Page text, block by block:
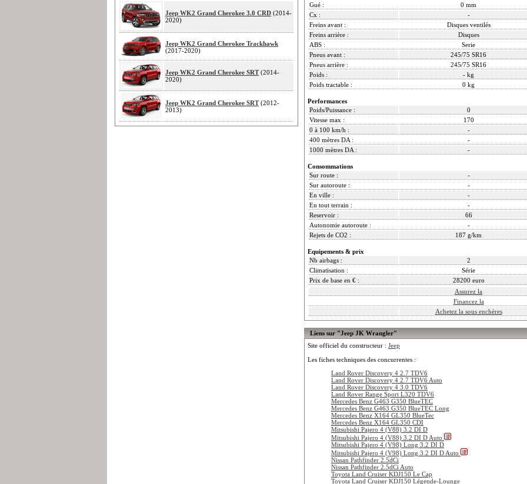
Jeep WK2 Grand Cherokee 3.0 CRD (2014-
2020)
Jeep WK2 Grand Cherokee Trackhawk
(2017-2020)
Jeep WK2 Grand Cherokee SRT(2014-
2020)
Jeep WK2 Grand Cherokee SRT(2012-
2013)
Gué :
0 mm
Cx :
-
Freins avant :
Disques ventilés
Freins arrière :
Disques
ABS :
Serie
Pneus avant :
245/75 SR16
Pneus arrière :
245/75 SR16
Poids :
- kg
Poids tractable :
0 kg
Performances
Poids/Puissance :
0
Vitesse max :
170
0 à 100 km/h :
-
400 mètres DA :
-
1000 mètres DA :
-
Consommations
Sur route :
-
Sur autoroute :
-
En ville :
-
En tout terrain :
-
Reservoir :
66
Autonomie autoroute :
-
Rejets de CO2 :
187 g/km
Equipements & prix
Nb airbags :
2
Climatisation :
Série
Prix de base en € :
28200 euro
Assurez la
Financez la
Achetez la sous enchères
Liens sur "Jeep JK Wrangler"
Site officiel du constructeur : Jeep
Les fiches techniques des concurrentes :
Land Rover Discovery 4 2.7 TDV6
Land Rover Discovery 4 2.7 TDV6 Auto
Land Rover Discovery 4 3.0 TDV6
Land Rover Range Sport L320 TDV6
Mercedes Benz G463 G350 BlueTEC
Mercedes Benz G463 G350 BlueTEC Long
Mercedes Benz X164 GL350 BlueTec
Mercedes Benz X164 GL350 CDI
Mitsubishi Pajero 4 (V88) 3.2 DI D
Mitsubishi Pajero 4 (V88) 3.2 DI D Auto
Mitsubishi Pajero 4 (V98) Long 3.2 DI D
Mitsubishi Pajero 4 (V98) Long 3.2 DI D Auto
Nissan Pathfinder 2.5dCi
Nissan Pathfinder 2.5dCi Auto
Toyota Land Cruiser KDJ150 Le Cap
Toyota Land Cruiser KDJ150 Légende-Lounge